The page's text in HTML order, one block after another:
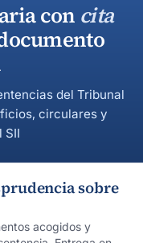
con cita
del Tribunal
circulares y
SII
sobre
acogidos y